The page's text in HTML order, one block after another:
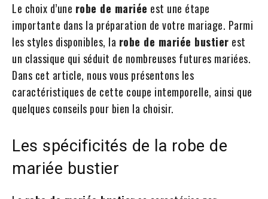
Le choix d’une robe de mariée est une étape
importante dans la préparation de votre mariage. Parmi
les styles disponibles, la robe de mariée bustier est
un classique qui séduit de nombreuses futures mariées.
Dans cet article, nous vous présentons les
caractéristiques de cette coupe intemporelle, ainsi que
quelques conseils pour bien la choisir.
Les spécificités de la robe de
mariée bustier